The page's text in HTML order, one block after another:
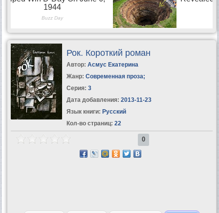
Рок. Короткий роман
Автор: Асмус Екатерина
Жанр: Современная проза;
Серия: 3
Дата добавления: 2013-11-23
Язык книги: Русский
Кол-во страниц: 22
0